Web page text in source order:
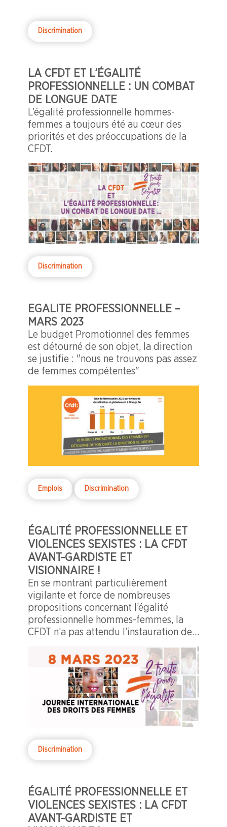
Discrimination
LA CFDT ET L’ÉGALITÉ
PROFESSIONNELLE : UN COMBAT
DE LONGUE DATE
L’égalité professionnelle hommes-
femmes a toujours été au cœur des
priorités et des préoccupations de la
CFDT.
Discrimination
EGALITE PROFESSIONNELLE –
MARS 2023
Le budget Promotionnel des femmes
est détourné de son objet, la direction
se justifie : "nous ne trouvons pas assez
de femmes compétentes"
Emplois Discrimination
ÉGALITÉ PROFESSIONNELLE ET
VIOLENCES SEXISTES : LA CFDT
AVANT-GARDISTE ET
VISIONNAIRE !
En se montrant particulièrement
vigilante et force de nombreuses
propositions concernant l’égalité
professionnelle hommes-femmes, la
CFDT n’a pas attendu l’instauration de
la Journée internationale des droits des
femmes.
Discrimination
ÉGALITÉ PROFESSIONNELLE ET
VIOLENCES SEXISTES : LA CFDT
AVANT-GARDISTE ET